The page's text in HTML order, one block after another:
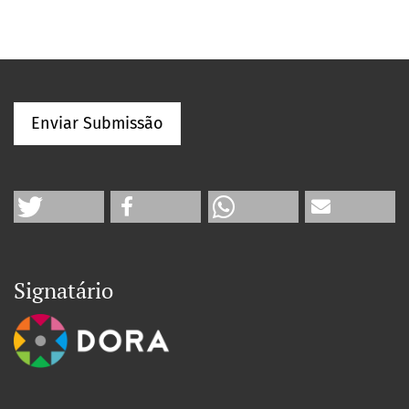
Enviar Submissão
Signatário